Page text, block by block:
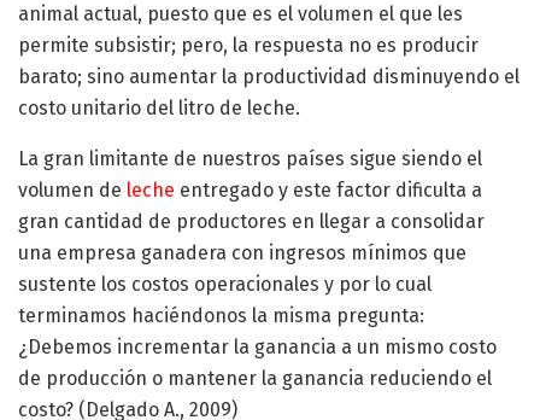
animal actual, puesto que es el volumen el que les
permite subsistir; pero, la respuesta no es producir
barato; sino aumentar la productividad disminuyendo el
costo unitario del litro de leche.
La gran limitante de nuestros países sigue siendo el
volumen de leche entregado y este factor dificulta a
gran cantidad de productores en llegar a consolidar
una empresa ganadera con ingresos mínimos que
sustente los costos operacionales y por lo cual
terminamos haciéndonos la misma pregunta:
¿Debemos incrementar la ganancia a un mismo costo
de producción o mantener la ganancia reduciendo el
costo? (Delgado A., 2009)